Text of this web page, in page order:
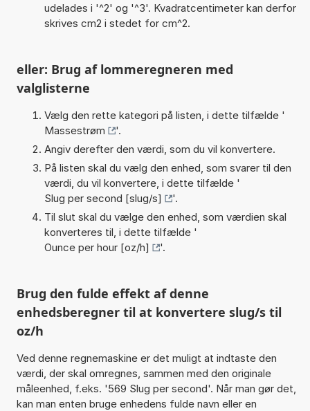
udelades i '^2' og '^3'. Kvadratcentimeter kan derfor
skrives cm2 i stedet for cm^2.
eller: Brug af lommeregneren med
valglisterne
Vælg den rette kategori på listen, i dette tilfælde '
Massestrøm
'.
Angiv derefter den værdi, som du vil konvertere.
På listen skal du vælg den enhed, som svarer til den
værdi, du vil konvertere, i dette tilfælde '
Slug per second [slug/s]
'.
Til slut skal du vælge den enhed, som værdien skal
konverteres til, i dette tilfælde '
Ounce per hour [oz/h]
'.
Brug den fulde effekt af denne
enhedsberegner til at konvertere slug/s til
oz/h
Ved denne regnemaskine er det muligt at indtaste den
værdi, der skal omregnes, sammen med den originale
måleenhed, f.eks. '569 Slug per second'. Når man gør det,
kan man enten bruge enhedens fulde navn eller en